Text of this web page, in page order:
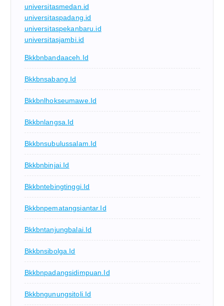
universitasmedan.id
universitaspadang.id
universitaspekanbaru.id
universitasjambi.id
Bkkbnbandaaceh.id
Bkkbnsabang.id
Bkkbnlhokseumawe.id
Bkkbnlangsa.id
Bkkbnsubulussalam.id
Bkkbnbinjai.id
Bkkbntebingtinggi.id
Bkkbnpematangsiantar.id
Bkkbntanjungbalai.id
Bkkbnsibolga.id
Bkkbnpadangsidimpuan.id
Bkkbngunungsitoli.id